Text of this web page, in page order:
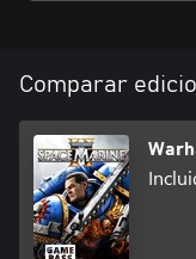
Comparar